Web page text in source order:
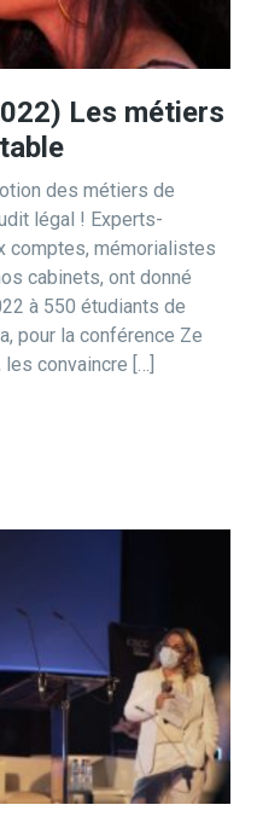
Les métiers
des métiers de
légal ! Experts-
comptes, mémorialistes
cabinets, ont donné
à 550 étudiants de
pour la conférence Ze
convaincre […]